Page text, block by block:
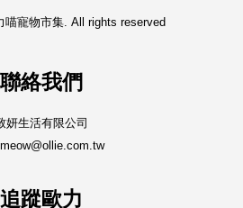
喵寵物市集. All rights reserved
聯絡我們
妍生活有限公司
追蹤歐力